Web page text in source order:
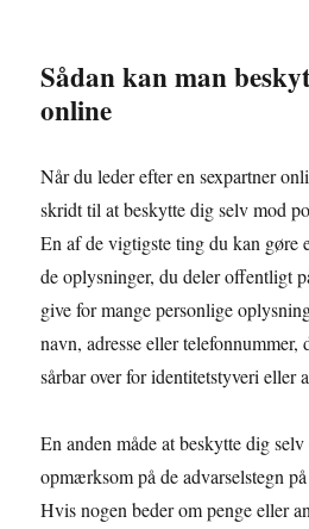
Sådan kan man
online
Når du leder efter en sexpartner
skridt til at beskytte dig selv mod
En af de vigtigste ting du kan gøre
de oplysninger, du deler offentligt
give for mange personlige
navn, adresse eller telefonnummer,
sårbar over for identitetstyveri eller
En anden måde at beskytte dig
opmærksom på de advarselstegn
Hvis nogen beder om penge eller